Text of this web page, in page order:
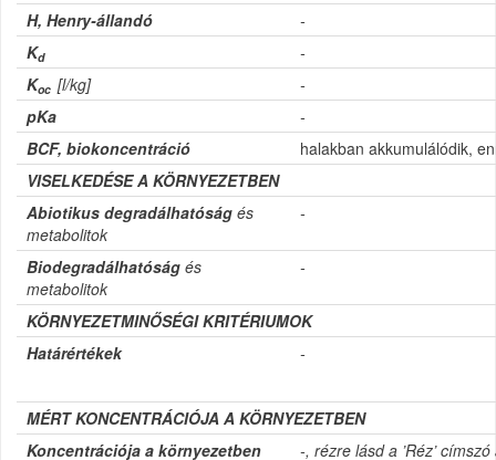
H, Henry-állandó
-
Kd
-
Koc[l/kg]
-
pKa
-
BCF, biokoncentráció
halakban akkumulálódik,
VISELKEDÉSE A KÖRNYEZETBEN
Abiotikus degradálhatóság és
metabolitok
-
Biodegradálhatóság és
metabolitok
-
KÖRNYEZETMINŐSÉGI KRITÉRIUMOK
Határértékek
-
MÉRT KONCENTRÁCIÓJA A KÖRNYEZETBEN
Koncentrációja a környezetben
-, rézre lásd a ’Réz’